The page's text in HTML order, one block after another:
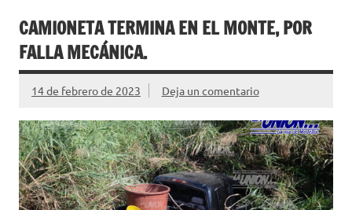
CAMIONETA TERMINA EN EL MONTE, POR
FALLA MECÁNICA.
14 de febrero de 2023 Deja un comentario